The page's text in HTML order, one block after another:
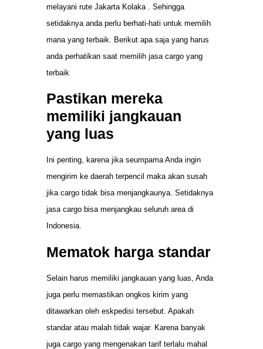
melayani rute Jakarta Kolaka . Sehingga
setidaknya anda perlu berhati-hati untuk memilih
mana yang terbaik. Berikut apa saja yang harus
anda perhatikan saat memilih jasa cargo yang
terbaik
Pastikan mereka
memiliki jangkauan
yang luas
Ini penting, karena jika seumpama Anda ingin
mengirim ke daerah terpencil maka akan susah
jika cargo tidak bisa menjangkaunya. Setidaknya
jasa cargo bisa menjangkau seluruh area di
Indonesia.
Mematok harga standar
Selain harus memiliki jangkauan yang luas, Anda
juga perlu memastikan ongkos kirim yang
ditawarkan oleh eskpedisi tersebut. Apakah
standar atau malah tidak wajar. Karena banyak
juga cargo yang mengenakan tarif terlalu mahal